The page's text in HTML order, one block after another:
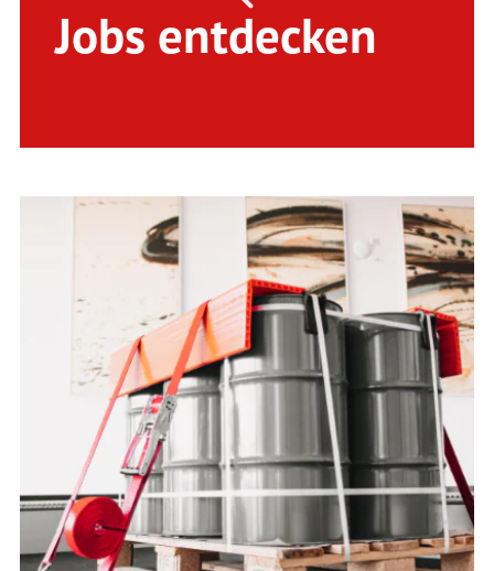
Jobs entdecken